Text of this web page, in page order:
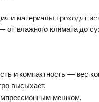
и материалы проходят
от влажного климата до
и компактность — вес
высыхает.
мешком.